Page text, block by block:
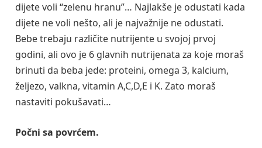
dijete voli “zelenu hranu”… Najlakše je odustati kada
dijete ne voli nešto, ali je najvažnije ne odustati.
Bebe trebaju različite nutrijente u svojoj prvoj
godini, ali ovo je 6 glavnih nutrijenata za koje moraš
brinuti da beba jede: proteini, omega 3, kalcium,
željezo, valkna, vitamin A,C,D,E i K. Zato moraš
nastaviti pokušavati…
Počni sa povrćem.